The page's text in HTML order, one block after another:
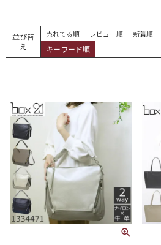
並び替
え
売れてる順 レビュー順 新着順
キーワード順